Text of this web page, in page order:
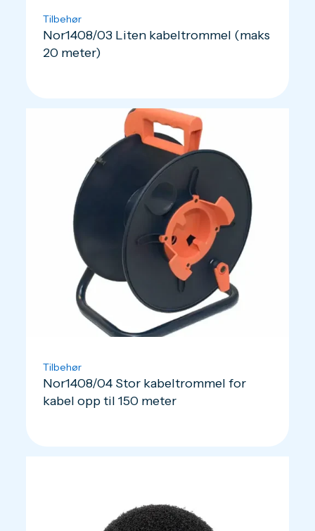
Tilbehør
Nor1408/03 Liten kabeltrommel (maks
20 meter)
Tilbehør
Nor1408/04 Stor kabeltrommel for
kabel opp til 150 meter